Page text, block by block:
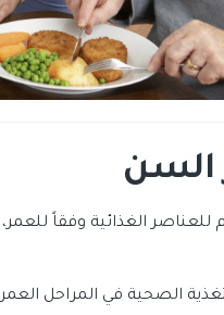
السن
الغذائية وفقاً
الصحية في المراحل